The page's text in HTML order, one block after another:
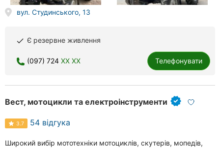
вул. Студинського, 13
done Є резервне живлення
(097) 724 XX XX Телефонувати
Вест, мотоцикли та електроінструменти
3.7 54 відгука
Широкий вибір мототехніки мотоциклів, скутерів, мопедів,